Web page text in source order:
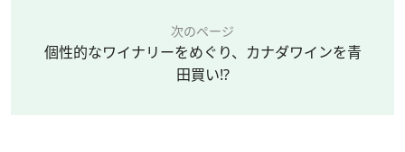
次のページ
個性的なワイナリーをめぐり、カナダワインを青
田買い!?